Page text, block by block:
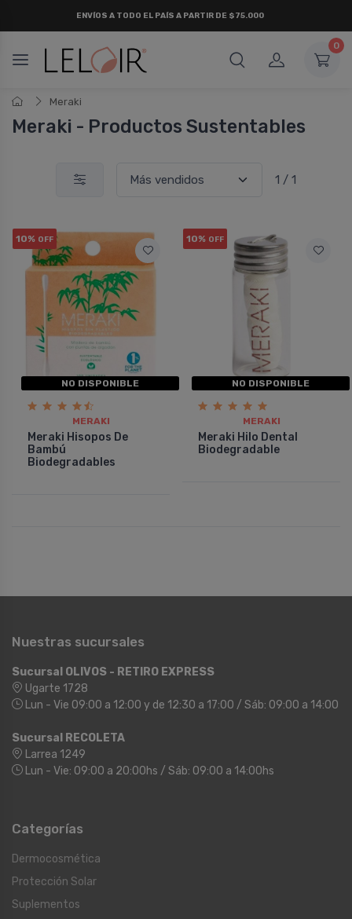
ENVÍOS A TODO EL PAÍS A PARTIR DE $75.000
0
Meraki
Meraki - Productos Sustentables
1 / 1
10% OFF
NO DISPONIBLE
MERAKI
Meraki Hisopos De
Bambú
Biodegradables
10% OFF
NO DISPONIBLE
MERAKI
Meraki Hilo Dental
Biodegradable
Nuestras sucursales
Sucursal OLIVOS - RETIRO EXPRESS
Ugarte 1728
Lun - Vie 09:00 a 12:00 y de 12:30 a 17:00 / Sáb: 09:00 a 14:00
Sucursal RECOLETA
Larrea 1249
Lun - Vie: 09:00 a 20:00hs / Sáb: 09:00 a 14:00hs
Categorías
Dermocosmética
Protección Solar
Suplementos